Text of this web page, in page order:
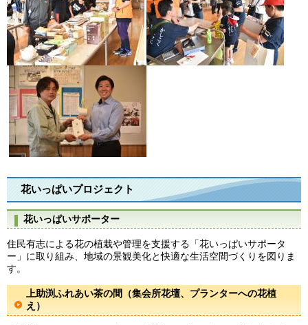
花いっぱいプロジェクト
花いっぱいサポーター
住民有志による花の植栽や管理を支援する「花いっぱいサポータ
ー」に取り組み、地域の景観美化と快適な生活空間づくりを図りま
す。
上助渕ふれあい茶の間（集会所花壇、プランターへの花植
え）